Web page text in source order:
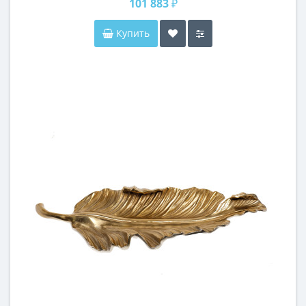
101 883 ₽
Купить